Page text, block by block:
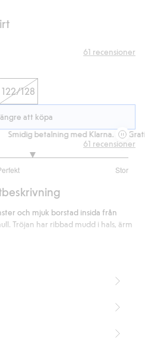
61 recensioner
122/128
att köpa
Smidig betalning med Klarna. Gratis
Stor
61 recensioner
och mjuk borstad insida från
Tröjan har ribbad mudd i hals, ärm